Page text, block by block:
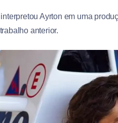
Ayrton em uma
anterior.